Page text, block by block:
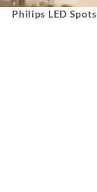
Philips LED Spots